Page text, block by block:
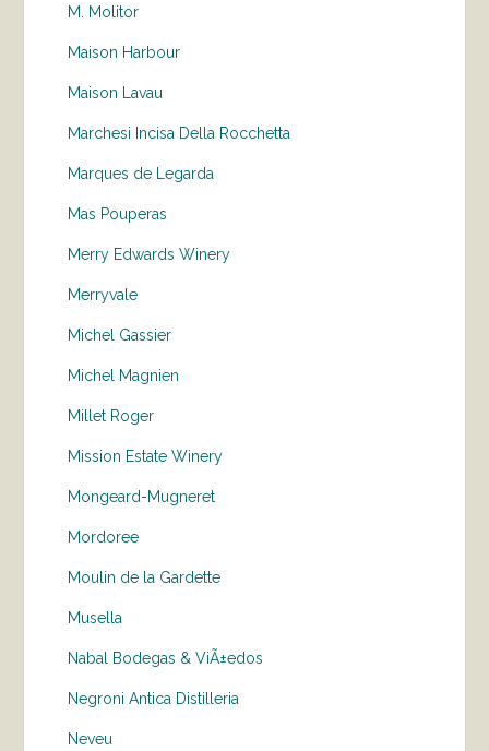
M. Molitor
Maison Harbour
Maison Lavau
Marchesi Incisa Della Rocchetta
Marques de Legarda
Mas Pouperas
Merry Edwards Winery
Merryvale
Michel Gassier
Michel Magnien
Millet Roger
Mission Estate Winery
Mongeard-Mugneret
Mordoree
Moulin de la Gardette
Musella
Nabal Bodegas & ViÃ±edos
Negroni Antica Distilleria
Neveu